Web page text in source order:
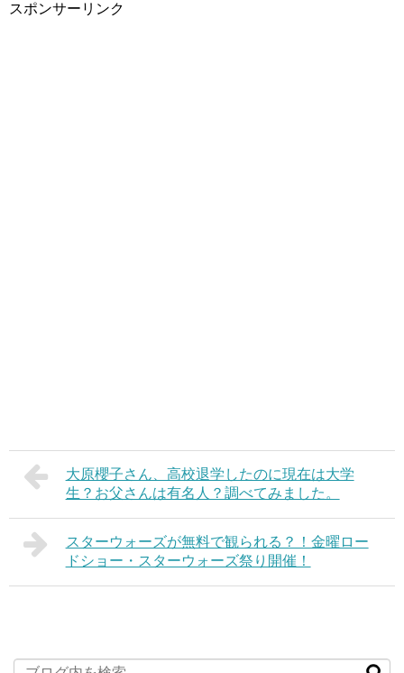
スポンサーリンク
大原櫻子さん、高校退学したのに現在は大学
生？お父さんは有名人？調べてみました。
スターウォーズが無料で観られる？！金曜ロー
ドショー・スターウォーズ祭り開催！